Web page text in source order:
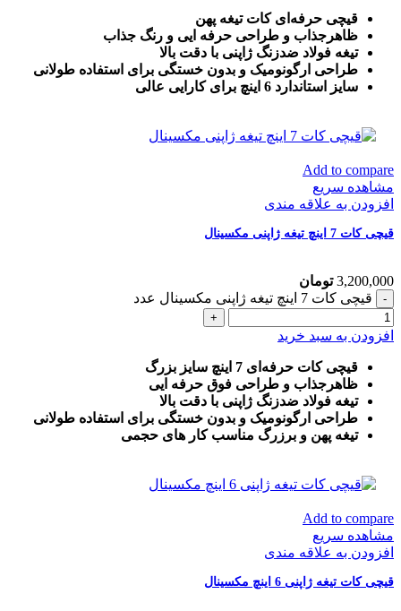
قیچی حرفه‌ای کات تیغه پهن
ظاهرجذاب و طراحی حرفه ایی و رنگ جذاب
تیغه فولاد ضدزنگ ژاپنی با دقت بالا
طراحی ارگونومیک و بدون خستگی برای استفاده طولانی
سایز استاندارد 6 اینچ برای کارایی عالی
Add to compare
مشاهده سریع
افزودن به علاقه مندی
قیچی کات 7 اینچ تیغه ژاپنی مکسینال
3,200,000 تومان
قیچی کات 7 اینچ تیغه ژاپنی مکسینال عدد
افزودن به سبد خرید
قیچی کات حرفه‌ای 7 اینچ سایز بزرگ
ظاهرجذاب و طراحی فوق حرفه ایی
تیغه فولاد ضدزنگ ژاپنی با دقت بالا
طراحی ارگونومیک و بدون خستگی برای استفاده طولانی
تیغه پهن و برزرگ مناسب کار های حجمی
Add to compare
مشاهده سریع
افزودن به علاقه مندی
قیچی کات تیغه ژاپنی 6 اینچ مکسینال